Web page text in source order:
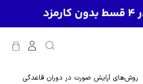
روش‌های آرایش صورت در دوران قاعدگی